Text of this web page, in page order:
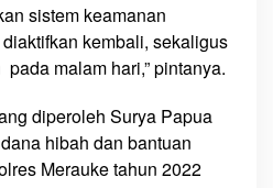
sistem keamanan
kembali, sekaligus
malam hari,” pintanya.
diperoleh Surya Papua
hibah dan bantuan
Merauke tahun 2022